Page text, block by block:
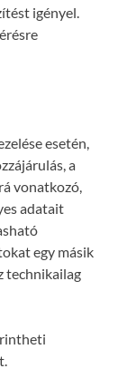
igényel.
esetén,
a
vonatkozó,
adatait
egy másik
technikailag